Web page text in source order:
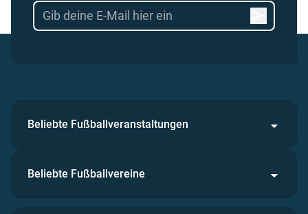
Beliebte Fußballveranstaltungen
Beliebte Fußballvereine